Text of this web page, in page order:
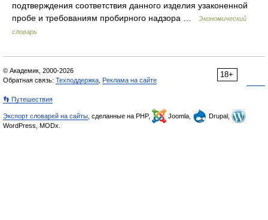
подтверждения соответствия данного изделия узаконенной
пробе и требованиям пробирного надзора …
Экономический
словарь
18+
© Академик, 2000-2026
Обратная связь: Техподдержка Реклама на сайте
👣 Путешествия
Экспорт словарей на сайты , сделанные на PHP, Joomla,
Drupal,
WordPress, MODx.